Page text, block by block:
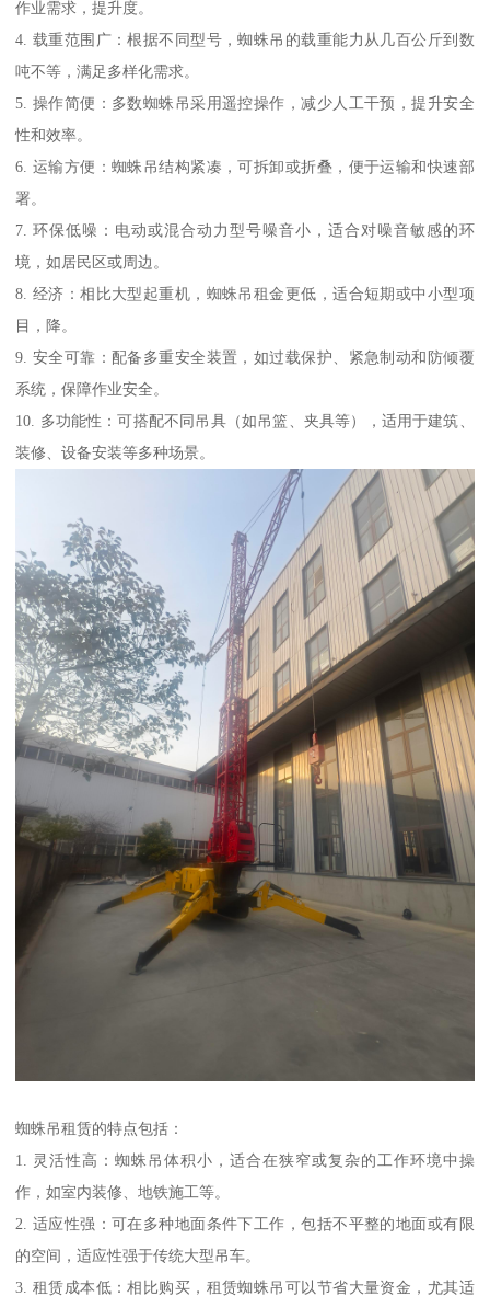
作业需求，提升度。
4. 载重范围广：根据不同型号，蜘蛛吊的载重能力从几百公斤到数
吨不等，满足多样化需求。
5. 操作简便：多数蜘蛛吊采用遥控操作，减少人工干预，提升安全
性和效率。
6. 运输方便：蜘蛛吊结构紧凑，可拆卸或折叠，便于运输和快速部
署。
7. 环保低噪：电动或混合动力型号噪音小，适合对噪音敏感的环
境，如居民区或周边。
8. 经济：相比大型起重机，蜘蛛吊租金更低，适合短期或中小型项
目，降。
9. 安全可靠：配备多重安全装置，如过载保护、紧急制动和防倾覆
系统，保障作业安全。
10. 多功能性：可搭配不同吊具（如吊篮、夹具等），适用于建筑、
装修、设备安装等多种场景。
蜘蛛吊租赁的特点包括：
1. 灵活性高：蜘蛛吊体积小，适合在狭窄或复杂的工作环境中操
作，如室内装修、地铁施工等。
2. 适应性强：可在多种地面条件下工作，包括不平整的地面或有限
的空间，适应性强于传统大型吊车。
3. 租赁成本低：相比购买，租赁蜘蛛吊可以节省大量资金，尤其适